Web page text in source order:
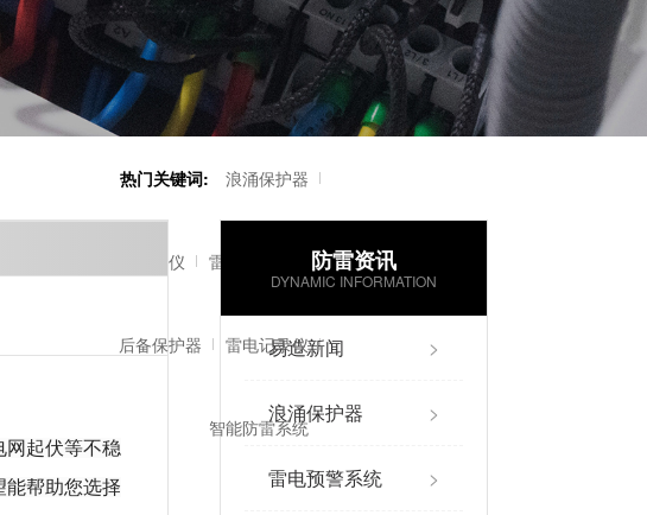
热门关键词: 浪涌保护器
接地电阻监测仪 雷电预警系统
后备保护器 雷电记录仪
智能防雷系统
网起伏等不稳
能帮助您选择
防雷资讯
DYNAMIC INFORMATION
易造新闻 >
浪涌保护器 >
雷电预警系统 >